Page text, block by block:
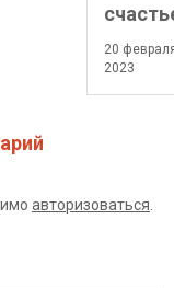
20
2023
авторизоваться.